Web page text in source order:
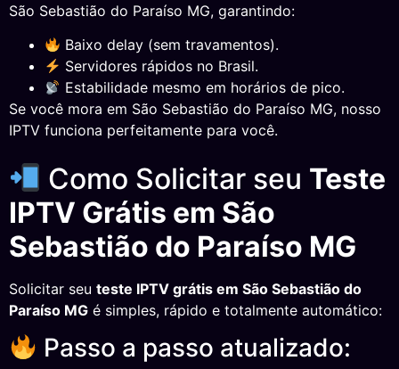
São Sebastião do Paraíso MG, garantindo:
Baixo delay (sem travamentos).
Servidores rápidos no Brasil.
Estabilidade mesmo em horários de pico.
Se você mora em São Sebastião do Paraíso MG, nosso
IPTV funciona perfeitamente para você.
Como Solicitar seu Teste
IPTV Grátis em São
Sebastião do Paraíso MG
Solicitar seu teste IPTV grátis em São Sebastião do
Paraíso MG é simples, rápido e totalmente automático:
Passo a passo atualizado: